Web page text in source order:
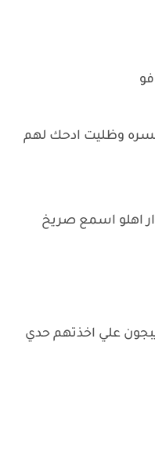
وظليت ادحك لهم
اهلو اسمع صريخ
علي اخذتهم حدي